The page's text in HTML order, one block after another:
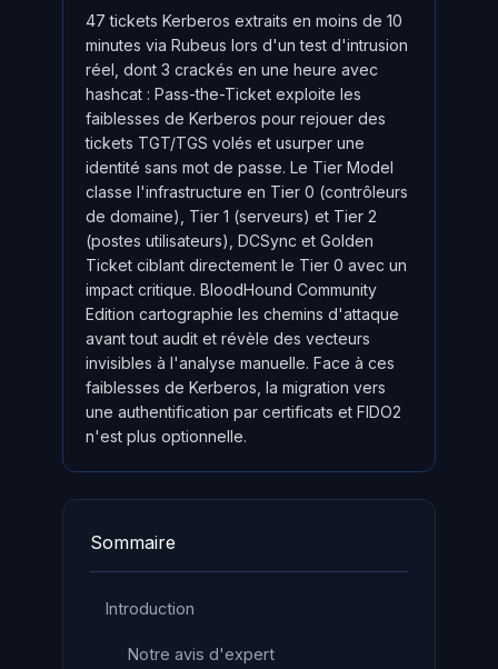
47 tickets Kerberos extraits en moins de 10
minutes via Rubeus lors d'un test d'intrusion
réel, dont 3 crackés en une heure avec
hashcat : Pass-the-Ticket exploite les
faiblesses de Kerberos pour rejouer des
tickets TGT/TGS volés et usurper une
identité sans mot de passe. Le Tier Model
classe l'infrastructure en Tier 0 (contrôleurs
de domaine), Tier 1 (serveurs) et Tier 2
(postes utilisateurs), DCSync et Golden
Ticket ciblant directement le Tier 0 avec un
impact critique. BloodHound Community
Edition cartographie les chemins d'attaque
avant tout audit et révèle des vecteurs
invisibles à l'analyse manuelle. Face à ces
faiblesses de Kerberos, la migration vers
une authentification par certificats et FIDO2
n'est plus optionnelle.
Sommaire
Introduction
Notre avis d'expert